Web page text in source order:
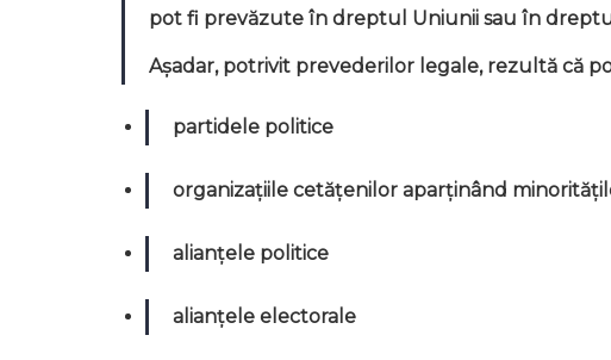
pot fi prevăzute în dreptul Uniunii sau în
Așadar, potrivit prevederilor legale, rezultă că
partidele politice
organizațiile cetățenilor aparținând
alianțele politice
alianțele electorale